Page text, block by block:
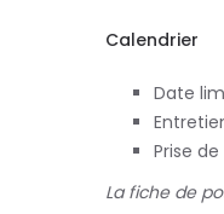
Calendrier
Date
Prise
La fiche de